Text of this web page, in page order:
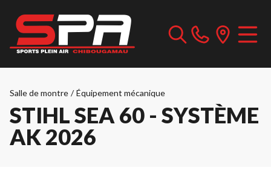
Salle de montre / Équipement mécanique
STIHL SEA 60 - SYSTÈME
AK 2026